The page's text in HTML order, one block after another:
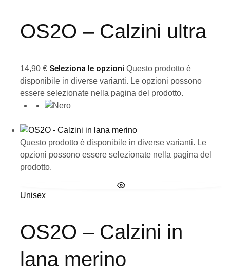
OS2O – Calzini ultra
14,90 € Seleziona le opzioni Questo prodotto è
disponibile in diverse varianti. Le opzioni possono
essere selezionate nella pagina del prodotto.
Questo prodotto è disponibile in diverse varianti. Le
opzioni possono essere selezionate nella pagina del
prodotto.
Unisex
OS2O – Calzini in
lana merino